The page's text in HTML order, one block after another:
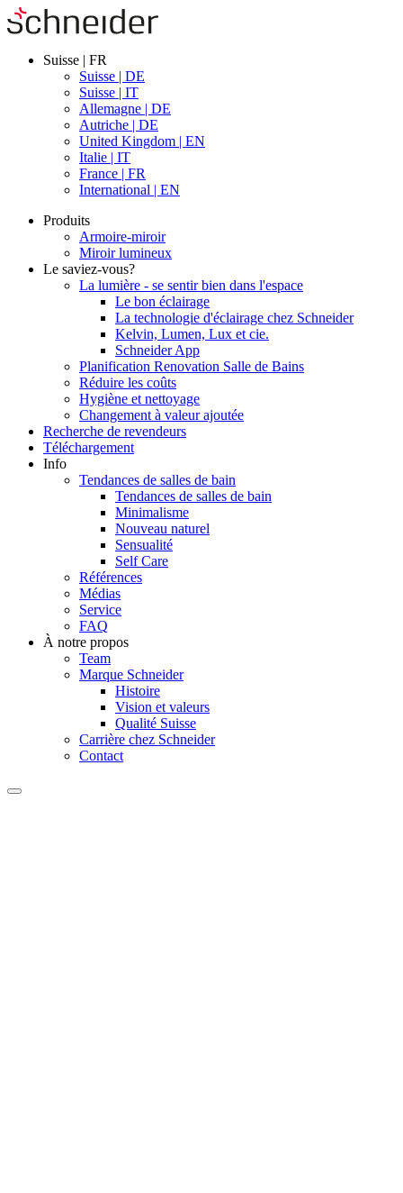
Suisse | FR
Suisse | DE
Suisse | IT
Allemagne | DE
Autriche | DE
United Kingdom | EN
Italie | IT
France | FR
International | EN
Produits
Armoire-miroir
Miroir lumineux
Le saviez-vous?
La lumière - se sentir bien dans l'espace
Le bon éclairage
La technologie d'éclairage chez Schneider
Kelvin, Lumen, Lux et cie.
Schneider App
Planification Renovation Salle de Bains
Réduire les coûts
Hygiène et nettoyage
Changement à valeur ajoutée
Recherche de revendeurs
Téléchargement
Info
Tendances de salles de bain
Tendances de salles de bain
Minimalisme
Nouveau naturel
Sensualité
Self Care
Références
Médias
Service
FAQ
À notre propos
Team
Marque Schneider
Histoire
Vision et valeurs
Qualité Suisse
Carrière chez Schneider
Contact